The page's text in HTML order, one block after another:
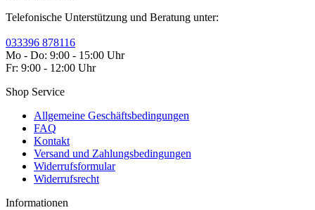
Telefonische Unterstützung und Beratung unter:
033396 878116
Mo - Do: 9:00 - 15:00 Uhr
Fr: 9:00 - 12:00 Uhr
Shop Service
Allgemeine Geschäftsbedingungen
FAQ
Kontakt
Versand und Zahlungsbedingungen
Widerrufsformular
Widerrufsrecht
Informationen